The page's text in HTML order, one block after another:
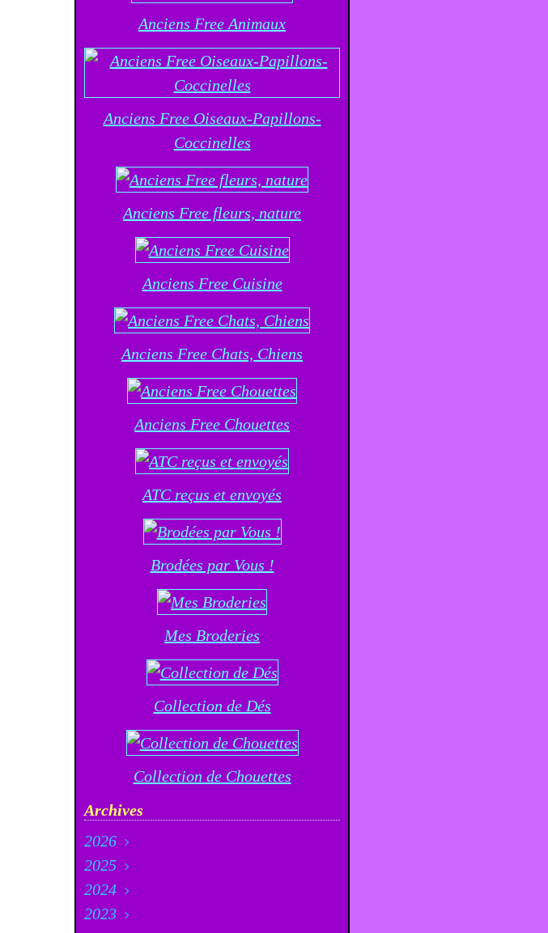
Anciens Free Animaux
Anciens Free Oiseaux-Papillons-
Coccinelles
Anciens Free fleurs, nature
Anciens Free Cuisine
Anciens Free Chats, Chiens
Anciens Free Chouettes
ATC reçus et envoyés
Brodées par Vous !
Mes Broderies
Collection de Dés
Collection de Chouettes
Archives
2026
Août
Juillet
Juin
2025
Décembre
Novembre
2024
Décembre
2023